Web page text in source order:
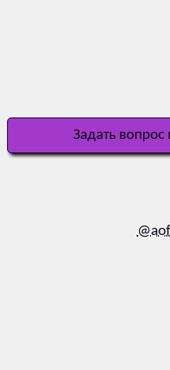
Задать вопрос